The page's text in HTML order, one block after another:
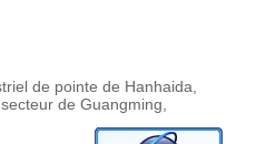
de pointe de Hanhaida,
de Guangming,